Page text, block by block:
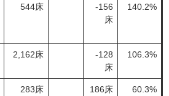
544床
-156
床
140.2%
2,162床
-128
床
106.3%
283床 186床 60.3%